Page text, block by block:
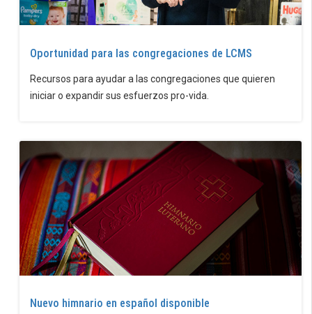
Oportunidad para las congregaciones de LCMS
Recursos para ayudar a las congregaciones que quieren
iniciar o expandir sus esfuerzos pro-vida.
Nuevo himnario en español disponible